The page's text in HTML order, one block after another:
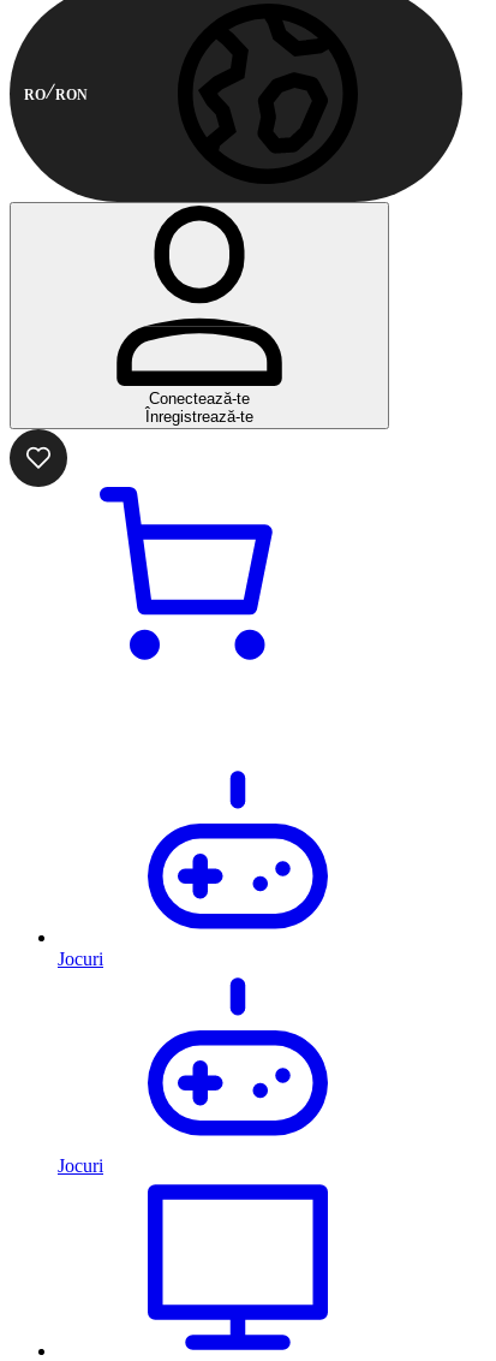
RO RON
Conectează-te
Înregistrează-te
Jocuri
Jocuri